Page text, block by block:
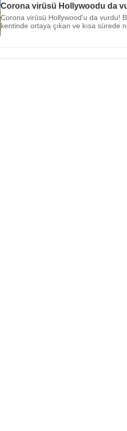
Corona virüsü Hollywoodu da
Corona virüsü Hollywood'u da vurdu!
kentinde ortaya çıkan ve kısa sürede